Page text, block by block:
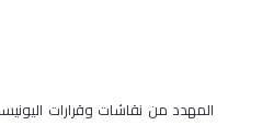
المهدد من نقاشات وقرارات